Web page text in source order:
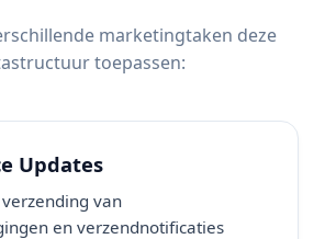
marketingtaken deze
toepassen:
Updates
van
en verzendnotificaties